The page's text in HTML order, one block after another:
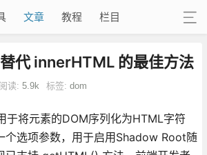
文章 教程 栏目
代 innerHTML 的最佳方法
阅读: 5.9k 标签: dom
于将元素的DOM序列化为HTML字符
个选项参数，用于启用Shadow Root随